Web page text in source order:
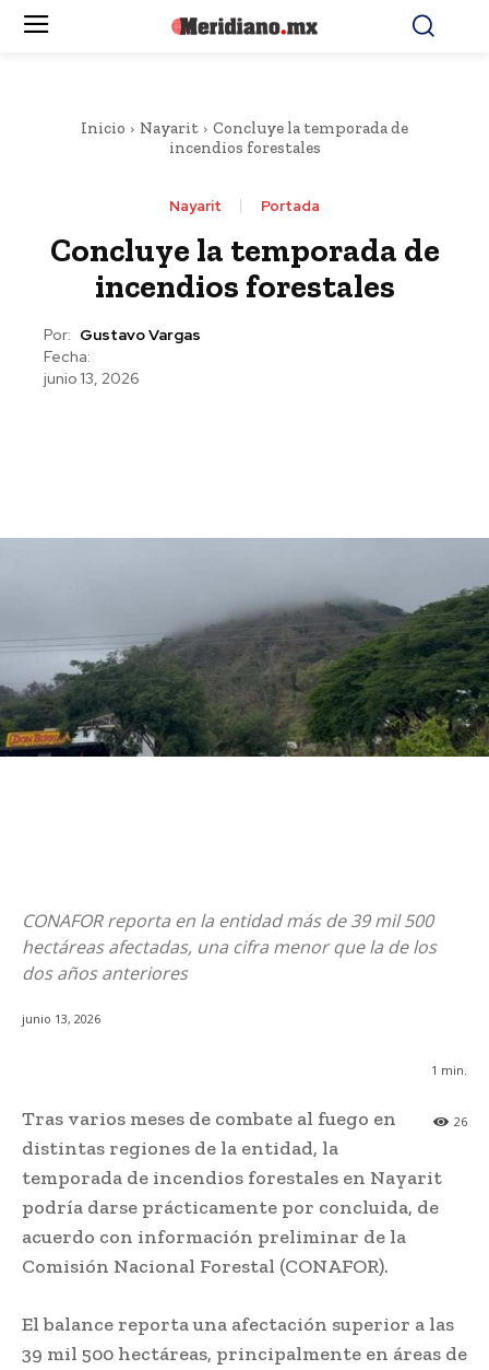
Inicio Nayarit
Concluye la temporada de
incendios forestales
Nayarit Portada
Concluye la temporada de
incendios forestales
Por: Gustavo Vargas
Fecha:
junio 13, 2026
CONAFOR reporta en la entidad más de 39 mil 500
hectáreas afectadas, una cifra menor que la de los
dos años anteriores
junio 13, 2026
1 min.
26
Tras varios meses de combate al fuego en
distintas regiones de la entidad, la
temporada de incendios forestales en Nayarit
podría darse prácticamente por concluida, de
acuerdo con información preliminar de la
Comisión Nacional Forestal (CONAFOR).
El balance reporta una afectación superior a las
39 mil 500 hectáreas, principalmente en áreas de